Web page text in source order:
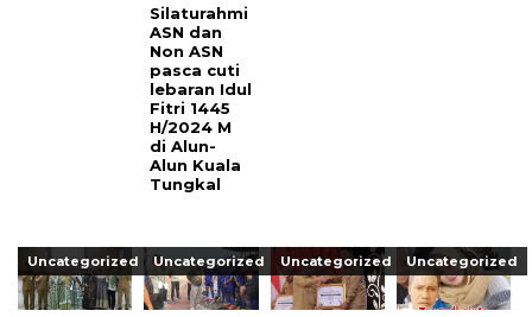
Silaturahmi
ASN dan
Non ASN
pasca cuti
lebaran Idul
Fitri 1445
H/2024 M
di Alun-
Alun Kuala
Tungkal
Uncategorized Uncategorized Uncategorized Uncategorized